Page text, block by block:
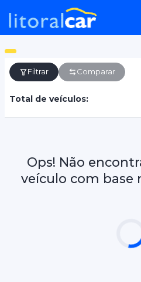
Filtrar Comparar
Total de veículos:
Ops! Não
veículo com base